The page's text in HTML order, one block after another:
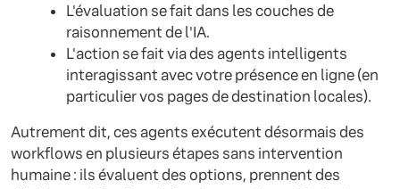
L'évaluation se fait dans les couches de
raisonnement de l'IA.
L'action se fait via des agents intelligents
interagissant avec votre présence en ligne (en
particulier vos pages de destination locales).
Autrement dit, ces agents exécutent désormais des
workflows en plusieurs étapes sans intervention
humaine : ils évaluent des options, prennent des